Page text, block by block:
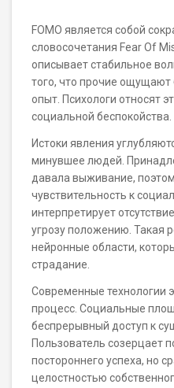
FOMO является собой
словосочетания Fear Of
описывает стабильное
того, что прочие
опыт. Психологи относят
социальной беспокойства.
Истоки явления
минувшее людей.
давала выживание,
чувствительность к
интерпретирует
угрозу положению. Такая
нейронные области,
страдание.
Современные технологии
процесс. Социальные
беспрерывный доступ к
Пользователь созерцает
постороннего успеха, но
целостностью